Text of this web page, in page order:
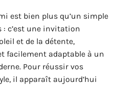
est bien plus qu’un simple
: c’est une invitation
et de la détente,
facilement adaptable à un
Pour réussir vos
il apparaît aujourd’hui